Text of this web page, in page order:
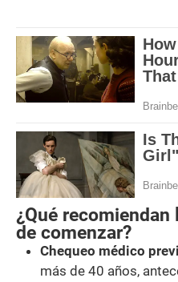
¿Qué
de comenzar?
Chequeo médico
más de 40 años,